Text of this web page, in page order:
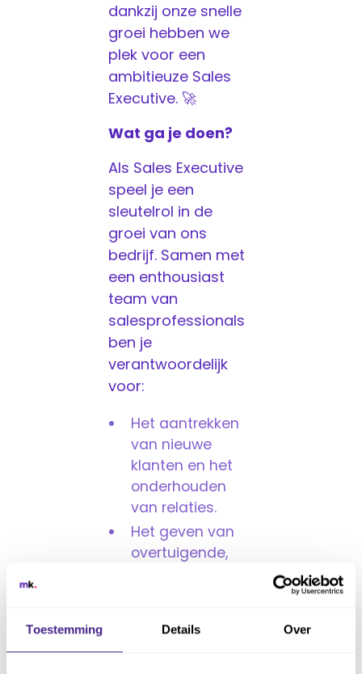
Toestemming Details Over
dankzij onze snelle
groei hebben we
plek voor een
ambitieuze Sales
Executive. 🚀
Wat ga je doen?
Als Sales Executive
speel je een
sleutelrol in de
groei van ons
bedrijf. Samen met
een enthousiast
team van
salesprofessionals
ben je
verantwoordelijk
voor:
Het aantrekken
van nieuwe
klanten en het
onderhouden
van relaties.
Het geven van
overtuigende,
meedenken over